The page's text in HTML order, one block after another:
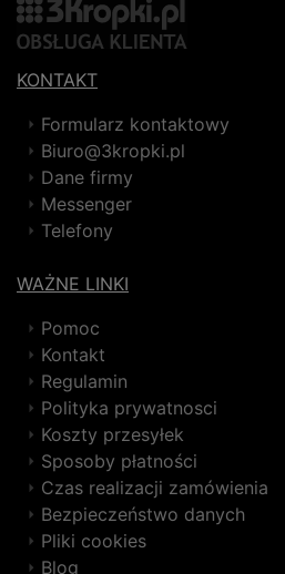
KONTAKT
Formularz kontaktowy
Biuro@3kropki.pl
Dane firmy
Messenger
Telefony
WAŻNE LINKI
Pomoc
Kontakt
Regulamin
Polityka prywatnosci
Koszty przesyłek
Sposoby płatności
Czas realizacji zamówienia
Bezpieczeństwo danych
Pliki cookies
Blog